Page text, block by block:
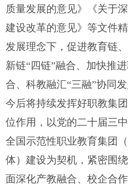
质量发展的意见》《关于
建设改革的意见》等文件
发展理念下，促进教育链
新链“四链”融合、加快推
合、科教融汇“三融”协同
今后将持续发挥好职教集
位作用，以党的二十届三
全国示范性职业教育集团
体）建设为契机，紧密围
面深化产教融合、校企合